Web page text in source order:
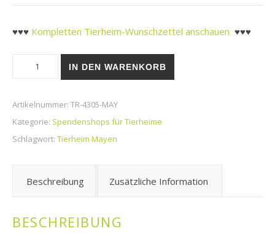
♥♥♥ Kompletten Tierheim-Wunschzettel anschauen ♥♥♥
Tierheim Mayen - Spieltunnel mit 4 Eingängen Menge
IN DEN WARENKORB
Artikelnummer: TR-4305-MAY
Kategorie: Spendenshops für Tierheime
Schlagwort: Tierheim Mayen
Beschreibung Zusätzliche Information
BESCHREIBUNG